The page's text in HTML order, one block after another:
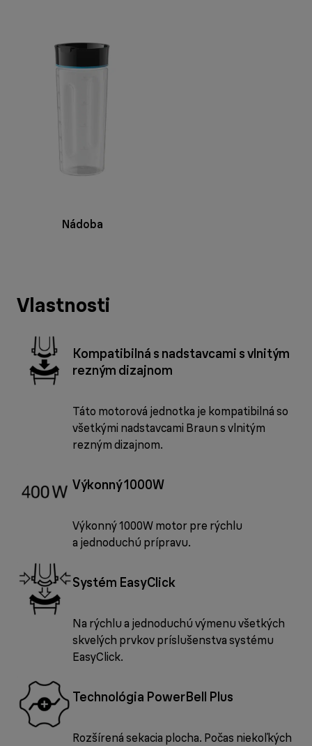
Nádoba
Vlastnosti
Kompatibilná s nadstavcami s vlnitým
rezným dizajnom
Táto motorová jednotka je kompatibilná so
všetkými nadstavcami Braun s vlnitým
rezným dizajnom.
Výkonný 1000W
Výkonný 1000W motor pre rýchlu
a jednoduchú prípravu.
Systém EasyClick
Na rýchlu a jednoduchú výmenu všetkých
skvelých prvkov príslušenstva systému
EasyClick.
Technológia PowerBell Plus
Rozšírená sekacia plocha. Počas niekoľkých